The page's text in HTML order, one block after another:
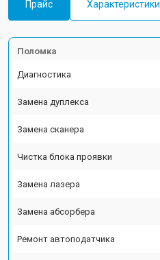
Прайс Характеристики
Поломка
Диагностика
Замена дуплекса
Замена сканера
Чистка блока проявки
Замена лазера
Замена абсорбера
Ремонт автоподатчика